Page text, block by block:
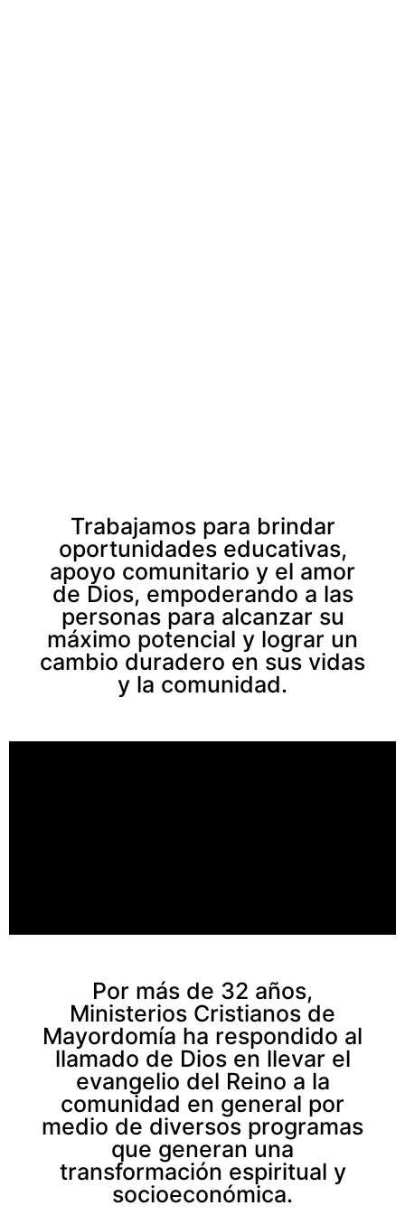
Trabajamos para brindar
oportunidades educativas,
apoyo comunitario y el amor
de Dios, empoderando a las
personas para alcanzar su
máximo potencial y lograr un
cambio duradero en sus vidas
y la comunidad.
Por más de 32 años,
Ministerios Cristianos de
Mayordomía ha respondido al
llamado de Dios en llevar el
evangelio del Reino a la
comunidad en general por
medio de diversos programas
que generan una
transformación espiritual y
socioeconómica.